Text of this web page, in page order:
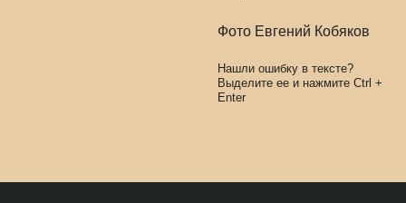
Фото Евгений Кобяков
Нашли ошибку в тексте?
Выделите ее и нажмите Ctrl +
Enter